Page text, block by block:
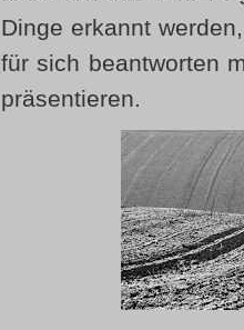
Dinge erkannt
für sich beantworten
präsentieren.